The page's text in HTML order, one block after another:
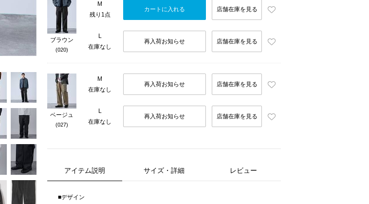
ブラウン
(020)
M
残り1点
カートに入れる 店舗在庫を見る
L
在庫なし
再入荷お知らせ 店舗在庫を見る
ベージュ
(027)
M
在庫なし
再入荷お知らせ 店舗在庫を見る
L
在庫なし
再入荷お知らせ 店舗在庫を見る
アイテム説明 サイズ・詳細 レビュー
■デザイン